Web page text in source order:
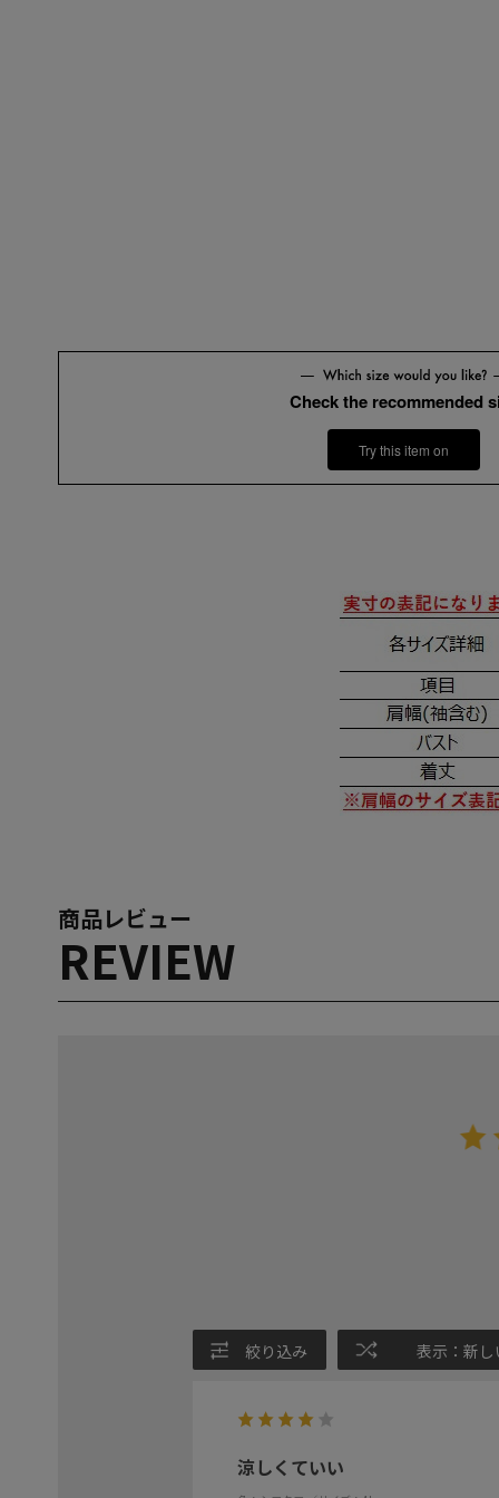
Check the recommended
Try this item on
商品レビュー
REVIEW
絞り込み 表示：新し
涼しくていい